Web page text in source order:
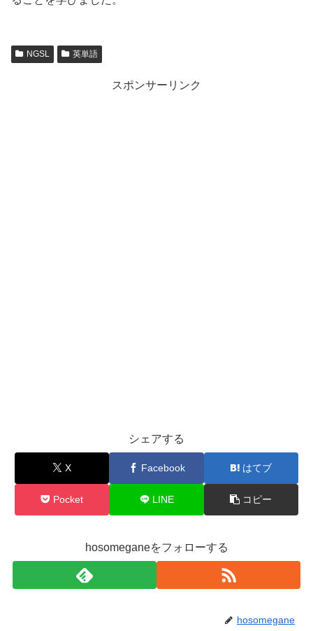
NGSL 英単語
スポンサーリンク
シェアする
X Facebook はてブ
Pocket LINE コピー
hosomeganeをフォローする
hosomegane